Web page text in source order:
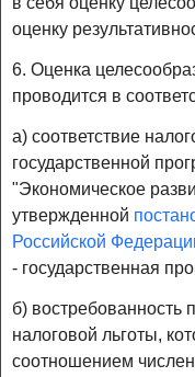
оценку
6. Оценка
проводится в
а) соответствие
государственной
"Экономическое
утвержденной
Российской
- государственная
б) востребованность
налоговой льготы,
соотношением